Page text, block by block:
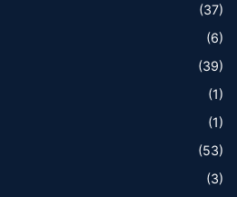
(37)
(6)
(39)
(1)
(1)
(53)
(3)